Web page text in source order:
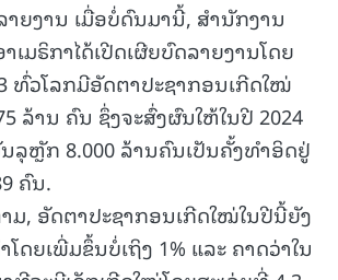
າຍງານ ເມື່ອບໍ່ດົນມານີ້, ສຳນັກງານ
ມຣິກາໄດ້ເປີດເຜີຍບົດລາຍງານໂດຍ
ທົ່ວໂລກມີອັດຕາປະຊາກອນເກີດໃໝ່
ລ້ານ ຄົນ ຊຶ່ງຈະສົ່ງຜົນໃຫ້ໃນປີ 2024
ລຸຫຼັກ 8.000 ລ້ານຄົນເປັນຄັ້ງທຳອິດຢູ່
ຄົນ.
ມ, ອັດຕາປະຊາກອນເກີດໃໝ່ໃນປີນີ້ຍັງ
ດຍເພີ່ມຂຶ້ນບໍ່ເຖິງ 1% ແລະ ຄາດວ່າໃນ